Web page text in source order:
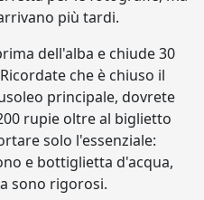
più tardi.
dell'alba e chiude 30
che è chiuso il
principale, dovrete
rupie oltre al biglietto
solo l'essenziale:
e bottiglietta d'acqua,
sono rigorosi.